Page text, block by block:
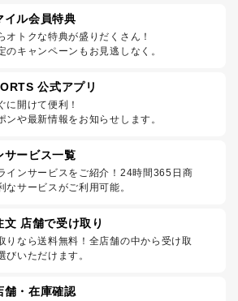
イル会員特典
オトクな特典が盛りだくさん！
のキャンペーンもお見逃しなく。
公式アプリ
に開けて便利！
ンや最新情報をお知らせします。
サービス一覧
インサービスをご紹介！24時間365日商
なサービスがご利用可能。
文 店舗で受け取り
りなら送料無料！全店舗の中から受け取
びいただけます。
舗・在庫確認